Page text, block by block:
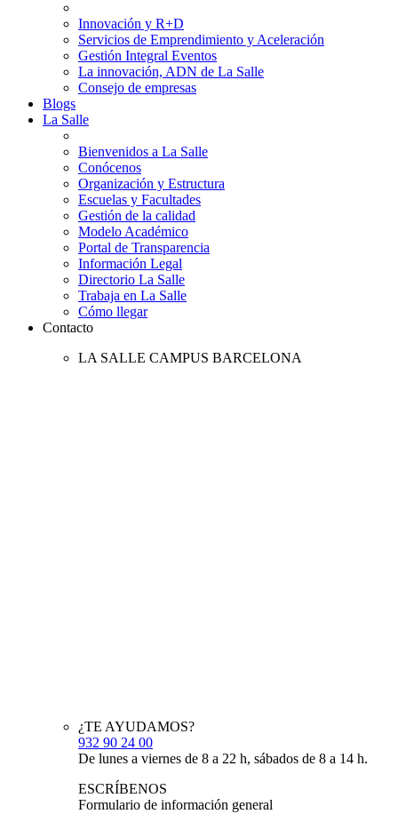
Innovación y R+D
Servicios de Emprendimiento y Aceleración
Gestión Integral Eventos
La innovación, ADN de La Salle
Consejo de empresas
Blogs
La Salle
Bienvenidos a La Salle
Conócenos
Organización y Estructura
Escuelas y Facultades
Gestión de la calidad
Modelo Académico
Portal de Transparencia
Información Legal
Directorio La Salle
Trabaja en La Salle
Cómo llegar
Contacto
LA SALLE CAMPUS BARCELONA
¿TE AYUDAMOS?
932 90 24 00
De lunes a viernes de 8 a 22 h, sábados de 8 a 14 h.
ESCRÍBENOS
Formulario de información general